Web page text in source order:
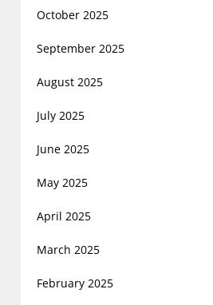
October 2025
September 2025
August 2025
July 2025
June 2025
May 2025
April 2025
March 2025
February 2025